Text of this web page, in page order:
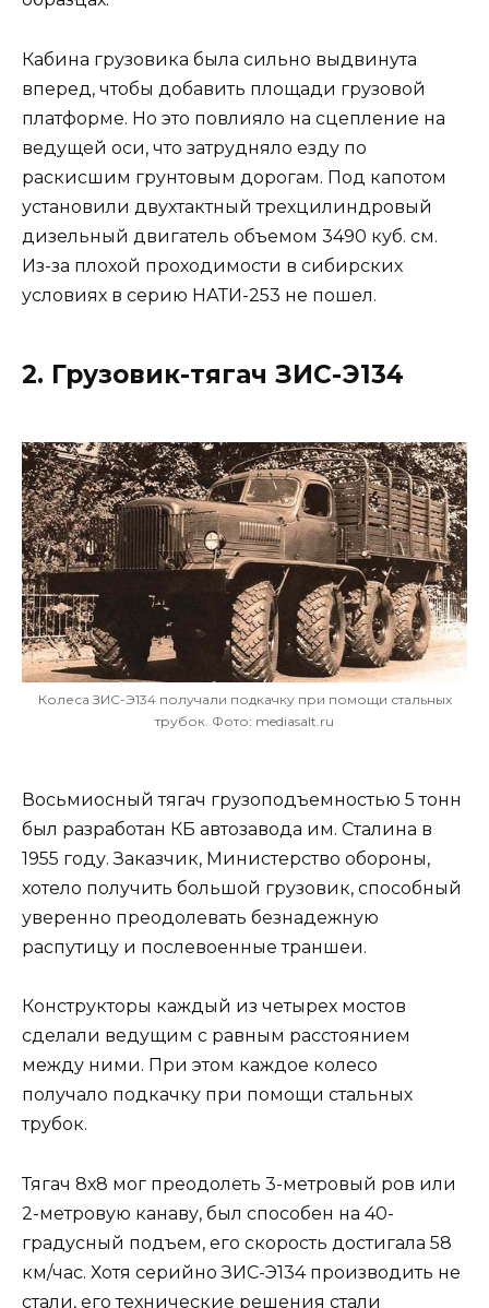
Кабина грузовика была сильно выдвинута
вперед, чтобы добавить площади грузовой
платформе. Но это повлияло на сцепление на
ведущей оси, что затрудняло езду по
раскисшим грунтовым дорогам. Под капотом
установили двухтактный трехцилиндровый
дизельный двигатель объемом 3490 куб. см.
Из-за плохой проходимости в сибирских
условиях в серию НАТИ-253 не пошел.
2. Грузовик-тягач ЗИС-Э134
Колеса ЗИС-Э134 получали подкачку при помощи стальных
трубок. Фото: mediasalt.ru
Восьмиосный тягач грузоподъемностью 5 тонн
был разработан КБ автозавода им. Сталина в
1955 году. Заказчик, Министерство обороны,
хотело получить большой грузовик, способный
уверенно преодолевать безнадежную
распутицу и послевоенные траншеи.
Конструкторы каждый из четырех мостов
сделали ведущим с равным расстоянием
между ними. При этом каждое колесо
получало подкачку при помощи стальных
трубок.
Тягач 8х8 мог преодолеть 3-метровый ров или
2-метровую канаву, был способен на 40-
градусный подъем, его скорость достигала 58
км/час. Хотя серийно ЗИС-Э134 производить не
стали, его технические решения стали